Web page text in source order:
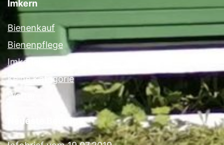
Imkern
Bienenkauf
Bienenpflege
Imkerlehrgang
Keine Kategorie
Wetter
Neueste Beiträge